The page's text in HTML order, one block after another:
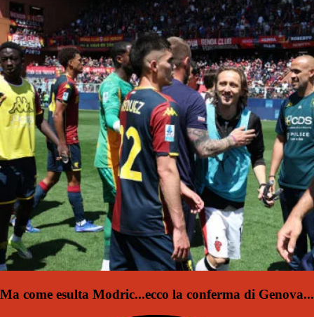
Ma come esulta Modric...ecco la conferma di Genova...